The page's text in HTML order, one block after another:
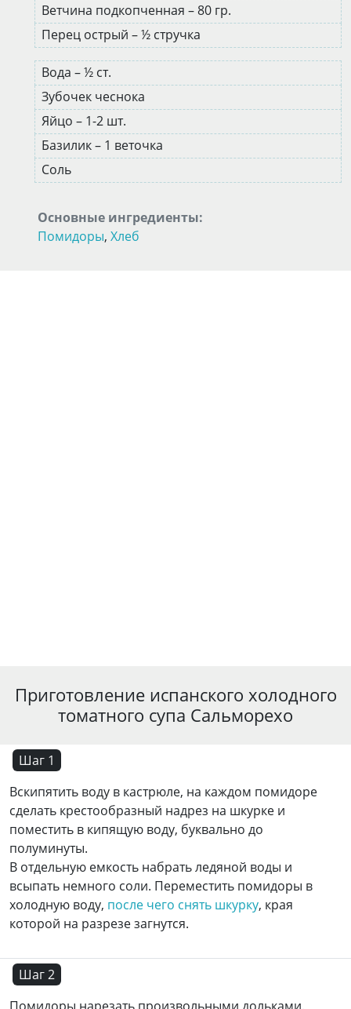
Ветчина подкопченная – 80 гр.
Перец острый – ½ стручка
Вода – ½ ст.
Зубочек чеснока
Яйцо – 1-2 шт.
Базилик – 1 веточка
Соль
Основные ингредиенты:
Помидоры, Хлеб
Приготовление испанского холодного
томатного супа Сальморехо
Шаг 1
Вскипятить воду в кастрюле, на каждом помидоре
сделать крестообразный надрез на шкурке и
поместить в кипящую воду, буквально до
полуминуты.
В отдельную емкость набрать ледяной воды и
всыпать немного соли. Переместить помидоры в
холодную воду, после чего снять шкурку, края
которой на разрезе загнутся.
Шаг 2